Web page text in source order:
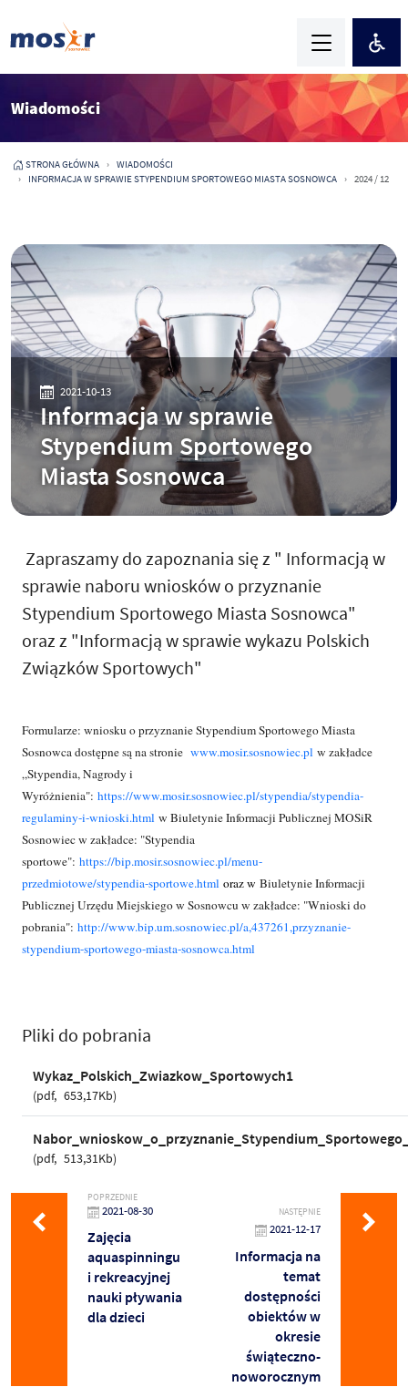
Wiadomości
STRONA GŁÓWNA
WIADOMOŚCI
INFORMACJA W SPRAWIE STYPENDIUM SPORTOWEGO MIASTA SOSNOWCA
2024 / 12
2021-10-13
Informacja w sprawie
Stypendium Sportowego
Miasta Sosnowca
Zapraszamy do zapoznania się z " Informacją w
sprawie naboru wniosków o przyznanie
Stypendium Sportowego Miasta Sosnowca"
oraz z "Informacją w sprawie wykazu Polskich
Związków Sportowych"
Formularze: wniosku o przyznanie Stypendium Sportowego Miasta
Sosnowca dostępne są na stronie www.mosir.sosnowiec.pl w zakładce
„Stypendia, Nagrody i
Wyróżnienia": https://www.mosir.sosnowiec.pl/stypendia/stypendia-
regulaminy-i-wnioski.html w Biuletynie Informacji Publicznej MOSiR
Sosnowiec w zakładce: "Stypendia
sportowe": https://bip.mosir.sosnowiec.pl/menu-
przedmiotowe/stypendia-sportowe.html oraz w Biuletynie Informacji
Publicznej Urzędu Miejskiego w Sosnowcu w zakładce: "Wnioski do
pobrania": http://www.bip.um.sosnowiec.pl/a,437261,przyznanie-
stypendium-sportowego-miasta-sosnowca.html
Pliki do pobrania
Wykaz_Polskich_Zwiazkow_Sportowych1
pdf 653,17Kb
pdf 513,31Kb
POPRZEDNIE
2021-08-30
Zajęcia
aquaspinningu
i rekreacyjnej
nauki pływania
dla dzieci
NASTĘPNIE
2021-12-17
Informacja na
temat
dostępności
obiektów w
okresie
świąteczno-
noworocznym